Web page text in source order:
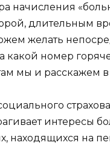
начисления
длительным
желать
какой номер
мы и расскажем
интересы
находящихся на